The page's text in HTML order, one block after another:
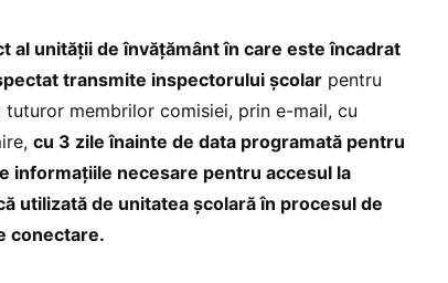
unității de învățământ în care este încadrat
transmite inspectorului şcolar pentru
membrilor comisiei, prin e-mail, cu
cu 3 zile înainte de data programată pentru
informațiile necesare pentru accesul la
utilizată de unitatea şcolară în procesul de
conectare.